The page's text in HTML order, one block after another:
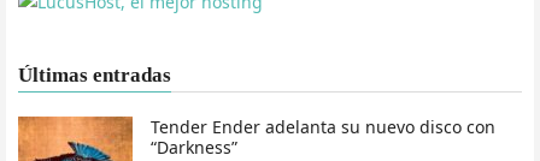
Últimas entradas
Tender Ender adelanta su nuevo disco con
“Darkness”